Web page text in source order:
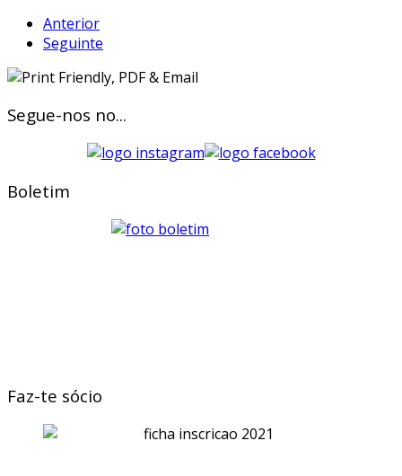
Anterior
Seguinte
Segue-nos no...
Boletim
Faz-te sócio